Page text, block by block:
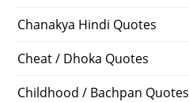
Chanakya Hindi Quotes
Cheat / Dhoka Quotes
Childhood / Bachpan Quotes